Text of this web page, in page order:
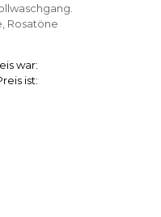
Rosatöne
war:
ist: